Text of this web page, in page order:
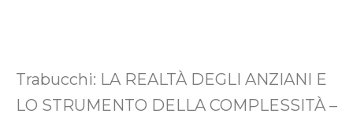
Trabucchi: LA REALTÀ DEGLI ANZIANI E
LO STRUMENTO DELLA COMPLESSITÀ –